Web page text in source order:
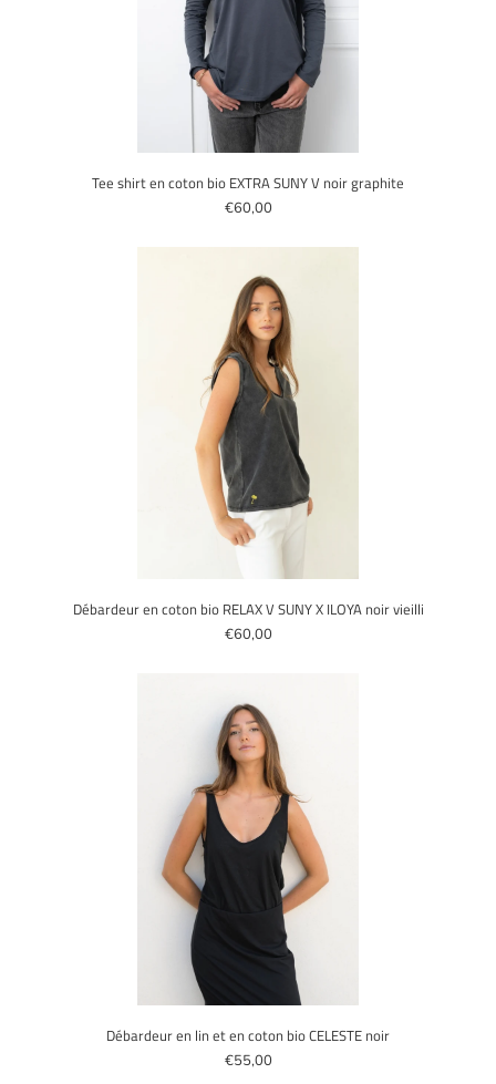
Tee shirt en coton bio EXTRA SUNY V noir graphite
€60,00
Débardeur en coton bio RELAX V SUNY X ILOYA noir vieilli
€60,00
Débardeur en lin et en coton bio CELESTE noir
€55,00